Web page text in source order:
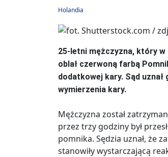
Holandia
25-letni mężczyzna, który
oblał czerwoną farbą
dodatkowej kary. Sąd
wymierzenia kary.
Mężczyzna został
przez trzy godziny był
pomnika. Sędzia uznał, że
stanowiły wystarczającą